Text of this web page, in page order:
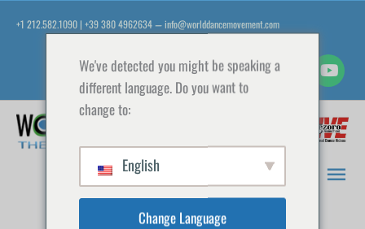
+1 212.582.1090 | +39 380 4962634 — info@worlddancemovement.com
We've detected you might be speaking a
different language. Do you want to
change to:
English
Change Language